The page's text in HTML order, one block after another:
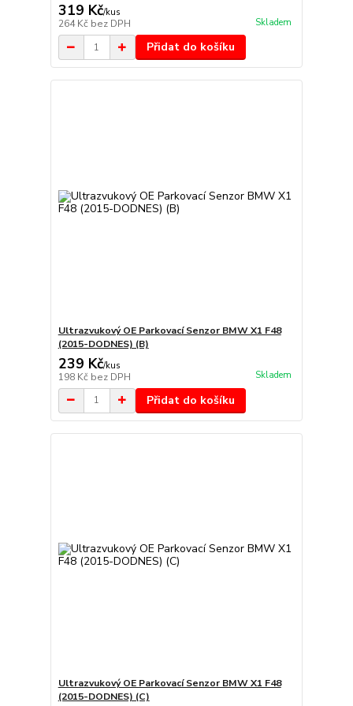
319 Kč/kus
264 Kč bez DPH Skladem
Přidat do košíku
Ultrazvukový OE Parkovací Senzor BMW X1 F48
(2015-DODNES) (B)
239 Kč/kus
198 Kč bez DPH Skladem
Přidat do košíku
Ultrazvukový OE Parkovací Senzor BMW X1 F48
(2015-DODNES) (C)